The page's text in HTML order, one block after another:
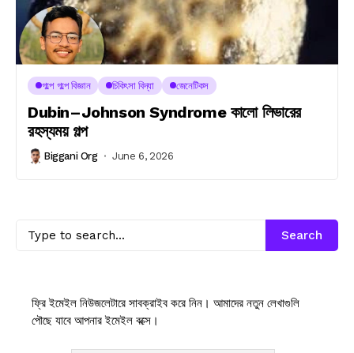
গল্পে গল্পে বিজ্ঞান চিকিৎসা বিদ্যা জেনেটিকস
Dubin–Johnson Syndrome কালো লিভারের
রহস্যময় গল্প
Biggani Org June 6, 2026
Search
ফ্রি ইমেইল নিউজলেটারে সাবক্রাইব করে নিন। আমাদের নতুন লেখাগুলি
পৌছে যাবে আপনার ইমেইল বক্সে।